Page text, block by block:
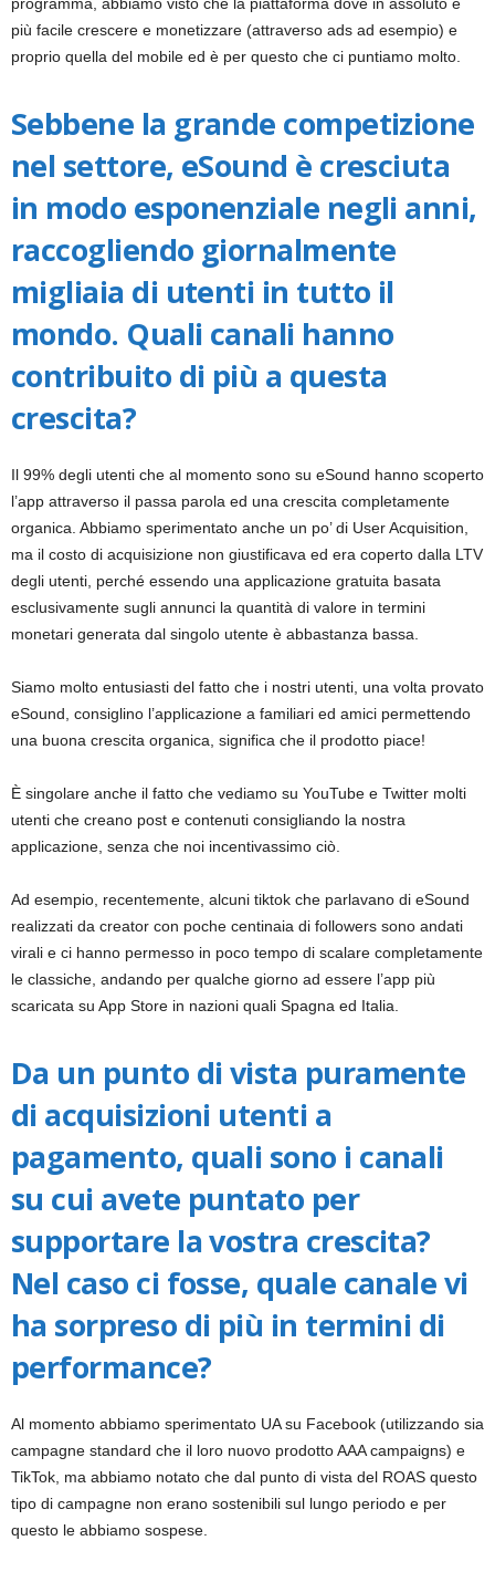
più facile crescere e monetizzare (attraverso ads ad esempio) e
proprio quella del mobile ed è per questo che ci puntiamo molto.
Sebbene la grande competizione
nel settore, eSound è cresciuta
in modo esponenziale negli anni,
raccogliendo giornalmente
migliaia di utenti in tutto il
mondo. Quali canali hanno
contribuito di più a questa
crescita?
Il 99% degli utenti che al momento sono su eSound hanno scoperto
l’app attraverso il passa parola ed una crescita completamente
organica. Abbiamo sperimentato anche un po’ di User Acquisition,
ma il costo di acquisizione non giustificava ed era coperto dalla LTV
degli utenti, perché essendo una applicazione gratuita basata
esclusivamente sugli annunci la quantità di valore in termini
monetari generata dal singolo utente è abbastanza bassa.
Siamo molto entusiasti del fatto che i nostri utenti, una volta provato
eSound, consiglino l’applicazione a familiari ed amici permettendo
una buona crescita organica, significa che il prodotto piace!
È singolare anche il fatto che vediamo su YouTube e Twitter molti
utenti che creano post e contenuti consigliando la nostra
applicazione, senza che noi incentivassimo ciò.
Ad esempio, recentemente, alcuni tiktok che parlavano di eSound
realizzati da creator con poche centinaia di followers sono andati
virali e ci hanno permesso in poco tempo di scalare completamente
le classiche, andando per qualche giorno ad essere l’app più
scaricata su App Store in nazioni quali Spagna ed Italia.
Da un punto di vista puramente
di acquisizioni utenti a
pagamento, quali sono i canali
su cui avete puntato per
supportare la vostra crescita?
Nel caso ci fosse, quale canale vi
ha sorpreso di più in termini di
performance?
Al momento abbiamo sperimentato UA su Facebook (utilizzando sia
campagne standard che il loro nuovo prodotto AAA campaigns) e
TikTok, ma abbiamo notato che dal punto di vista del ROAS questo
tipo di campagne non erano sostenibili sul lungo periodo e per
questo le abbiamo sospese.